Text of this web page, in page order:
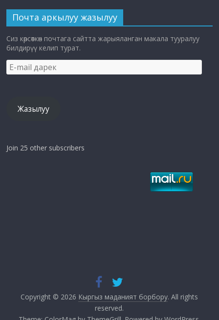
Почта аркылуу жазылуу
Сиз көрсөткөн почтага сайтта жарыяланган макала тууралуу
билдирүү келип турат.
E-
mail
Жазылуу
Join 25 other subscribers
Copyright © 2026 Кыргыз маданият борбору. All rights
reserved.